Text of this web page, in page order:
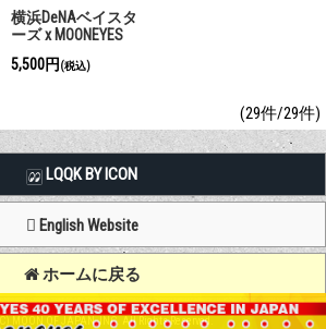
横浜DeNAベイスタ
ーズ x MOONEYES
2026 Tシャツ
5,500円 (税込)
(29件/29件)
LQQK BY ICON
English Website
ホームに戻る
MOON OF JAPAN, INC. All Rights Reserved.